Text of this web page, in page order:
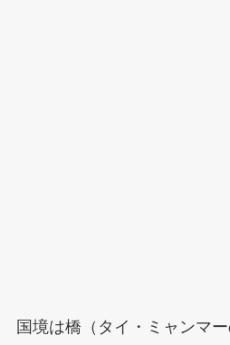
国境は橋（タイ・ミャンマ